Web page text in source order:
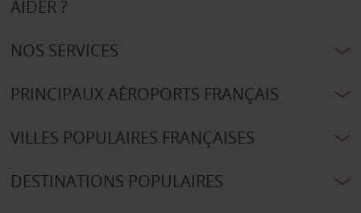
AIDER ?
NOS SERVICES
PRINCIPAUX AÉROPORTS FRANÇAIS
VILLES POPULAIRES FRANÇAISES
DESTINATIONS POPULAIRES